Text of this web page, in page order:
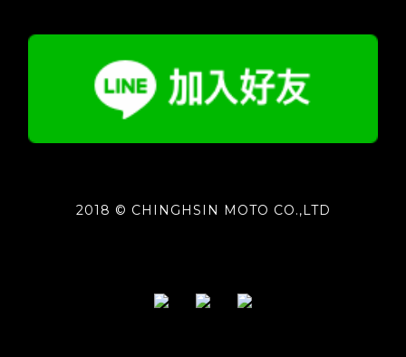
2018 © CHINGHSIN MOTO CO.,LTD